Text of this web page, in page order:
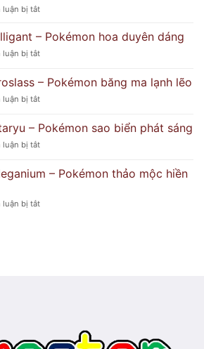
đoán
Pokémon
cẩu
nghịch
luận bị tắtở
ảnh
Delphox
–
phù
lửa
bí
– Pokémon hoa duyên dáng
luận bị tắtở
ảnh
Lilligant
–
hoa
duyên
dáng
– Pokémon băng ma lạnh lẽo
luận bị tắtở
ảnh
Froslass
–
băng
lẽo
– Pokémon sao biển phát sáng
luận bị tắtở
Staryu
Pokémon
– Pokémon thảo mộc hiền
luận bị tắtở